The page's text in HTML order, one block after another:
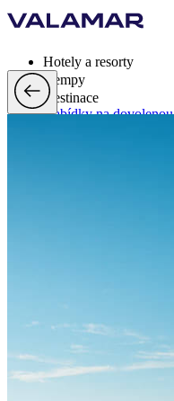
Hotely a resorty
Kempy
Destinace
Nabídky na dovolenou